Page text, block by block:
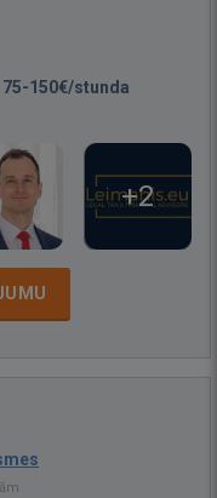
75-150€/stunda
+2